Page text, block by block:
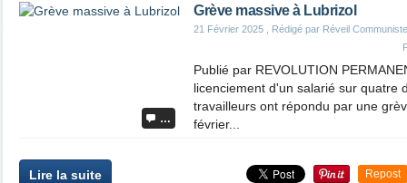
…
Grève massive à Lubrizol
21 Février 2025 , Rédigé par Réveil Communiste
Publié par REVOLUTION
licenciement d'un salarié sur quatre
travailleurs ont répondu par une
février...
Lire la suite Repost